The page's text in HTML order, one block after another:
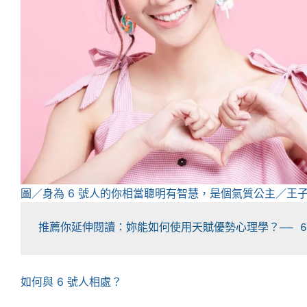
圖／身為 6 號人的你相當聰明有智慧，是個氣質公主／王
推薦你延伸閱讀： 妳能如何使用天賦優勢心理學？──
如何與 6 號人相處？